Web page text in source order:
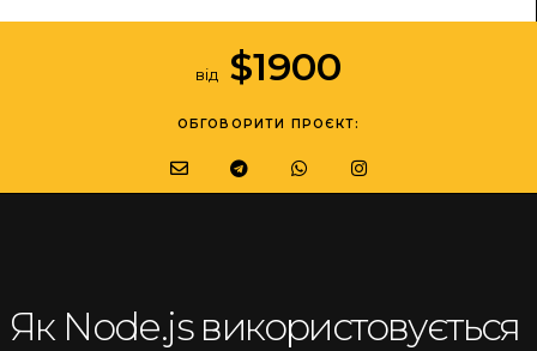
від $1900
ОБГОВОРИТИ ПРОЄКТ:
Як Node.js використовується